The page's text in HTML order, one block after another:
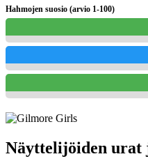
Hahmojen suosio (arvio 1-100)
Näyttelijöiden urat